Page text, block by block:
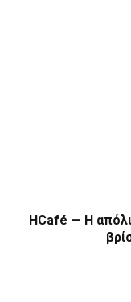
HCafé — Η